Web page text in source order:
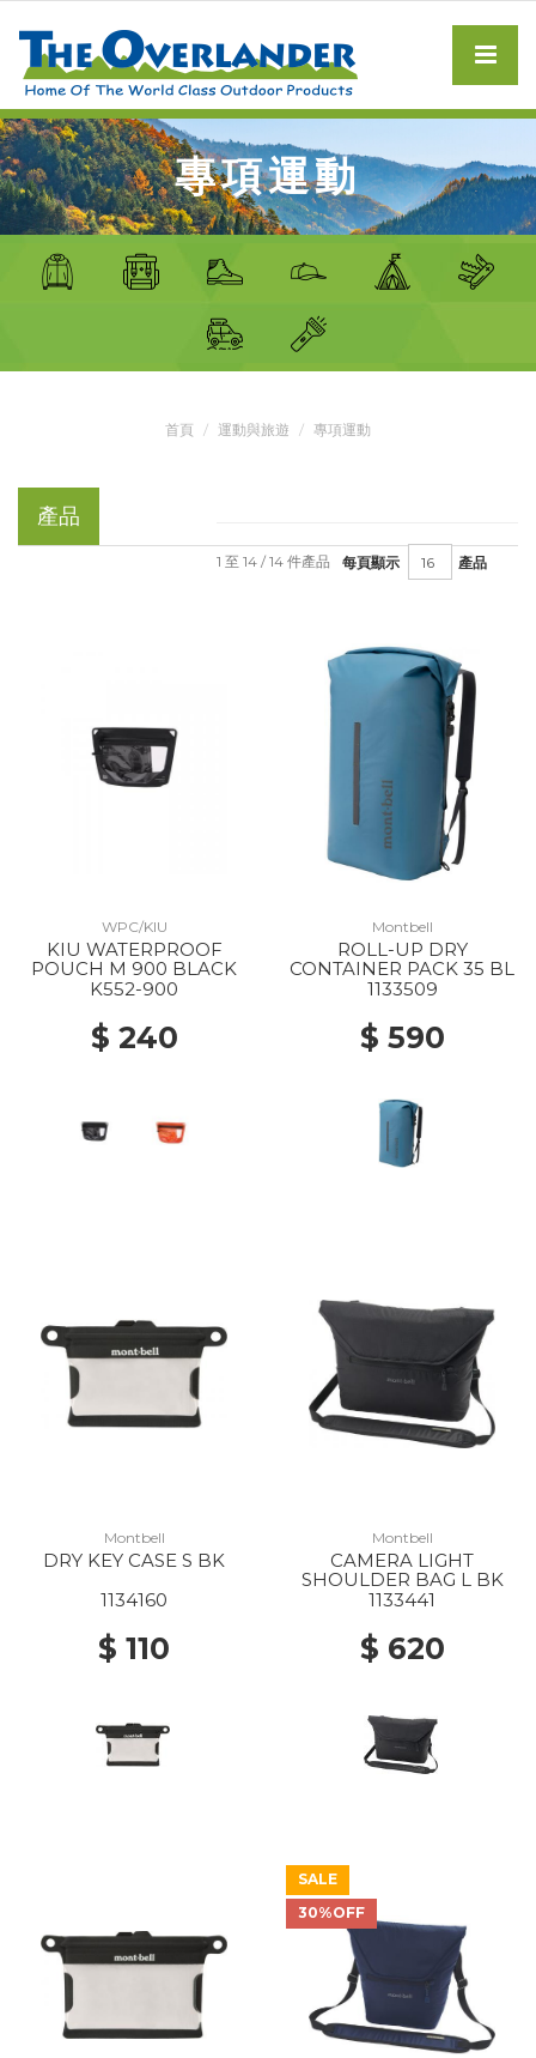
專項運動
首頁 運動與旅遊 專項運動
產品
每頁顯示 產品
1 至 14 / 14 件產品
WPC/KIU
KIU WATERPROOF
POUCH M 900 BLACK
K552-900
$ 240
Montbell
ROLL-UP DRY
CONTAINER PACK 35 BL
1133509
$ 590
Montbell
DRY KEY CASE S BK
1134160
$ 110
Montbell
CAMERA LIGHT
SHOULDER BAG L BK
1133441
$ 620
SALE
30%OFF